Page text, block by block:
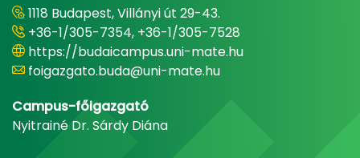
1118 Budapest, Villányi út 29-43.
+36-1/305-7354, +36-1/305-7528
https://budaicampus.uni-mate.hu
foigazgato.buda@uni-mate.hu
Campus-főigazgató
Nyitrainé Dr. Sárdy Diána